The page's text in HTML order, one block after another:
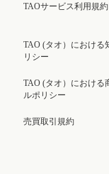
TAOサービス利用規約
TAO (タオ）における
リシー
TAO (タオ）における
ルポリシー
売買取引規約